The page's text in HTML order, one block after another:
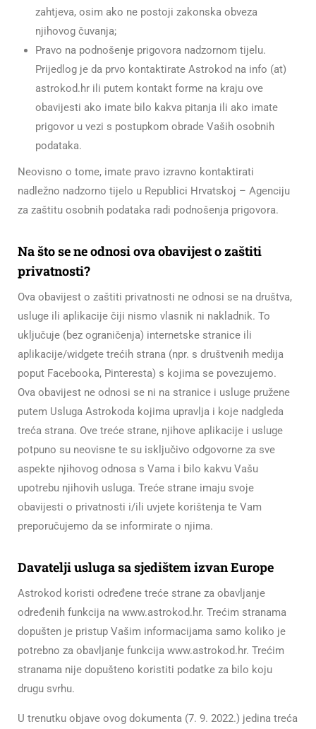
zahtjeva, osim ako ne postoji zakonska obveza
njihovog čuvanja;
Pravo na podnošenje prigovora nadzornom tijelu.
Prijedlog je da prvo kontaktirate Astrokod na info (at)
astrokod.hr ili putem kontakt forme na kraju ove
obavijesti ako imate bilo kakva pitanja ili ako imate
prigovor u vezi s postupkom obrade Vaših osobnih
podataka.
Neovisno o tome, imate pravo izravno kontaktirati
nadležno nadzorno tijelo u Republici Hrvatskoj – Agenciju
za zaštitu osobnih podataka radi podnošenja prigovora.
Na što se ne odnosi ova obavijest o zaštiti
privatnosti?
Ova obavijest o zaštiti privatnosti ne odnosi se na društva,
usluge ili aplikacije čiji nismo vlasnik ni nakladnik. To
uključuje (bez ograničenja) internetske stranice ili
aplikacije/widgete trećih strana (npr. s društvenih medija
poput Facebooka, Pinteresta) s kojima se povezujemo.
Ova obavijest ne odnosi se ni na stranice i usluge pružene
putem Usluga Astrokoda kojima upravlja i koje nadgleda
treća strana. Ove treće strane, njihove aplikacije i usluge
potpuno su neovisne te su isključivo odgovorne za sve
aspekte njihovog odnosa s Vama i bilo kakvu Vašu
upotrebu njihovih usluga. Treće strane imaju svoje
obavijesti o privatnosti i/ili uvjete korištenja te Vam
preporučujemo da se informirate o njima.
Davatelji usluga sa sjedištem izvan Europe
Astrokod koristi određene treće strane za obavljanje
određenih funkcija na www.astrokod.hr. Trećim stranama
dopušten je pristup Vašim informacijama samo koliko je
potrebno za obavljanje funkcija www.astrokod.hr. Trećim
stranama nije dopušteno koristiti podatke za bilo koju
drugu svrhu.
U trenutku objave ovog dokumenta (7. 9. 2022.) jedina treća